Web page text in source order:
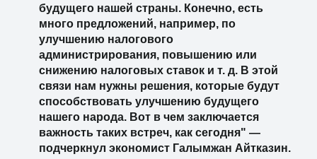
будущего нашей страны. Конечно, есть
много предложений, например, по
улучшению налогового
администрирования, повышению или
снижению налоговых ставок и т. д. В этой
связи нам нужны решения, которые будут
способствовать улучшению будущего
нашего народа. Вот в чем заключается
важность таких встреч, как сегодня" —
подчеркнул экономист Галымжан Айтказин.